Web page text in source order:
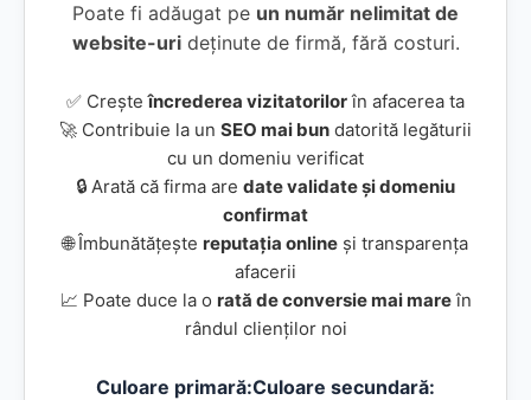
Poate fi adăugat pe un număr nelimitat de
website-urideținute de firmă, fără costuri.
✅ Creșteîncrederea vizitatorilorîn afacerea ta
🚀 Contribuie la un SEO mai bun datorită legăturii
cu un domeniu verificat
🔒 Arată că firma are date validate și domeniu
confirmat
🌐 Îmbunătățește reputația online și transparența
afacerii
📈 Poate duce la o rată de conversie mai mareîn
rândul clienților noi
Culoare primară:Culoare secundară: